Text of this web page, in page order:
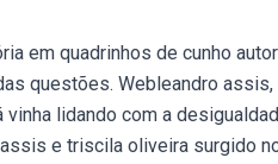
em quadrinhos de cunho
questões. Webleandro assis,
lidando com a
e triscila oliveira surgido